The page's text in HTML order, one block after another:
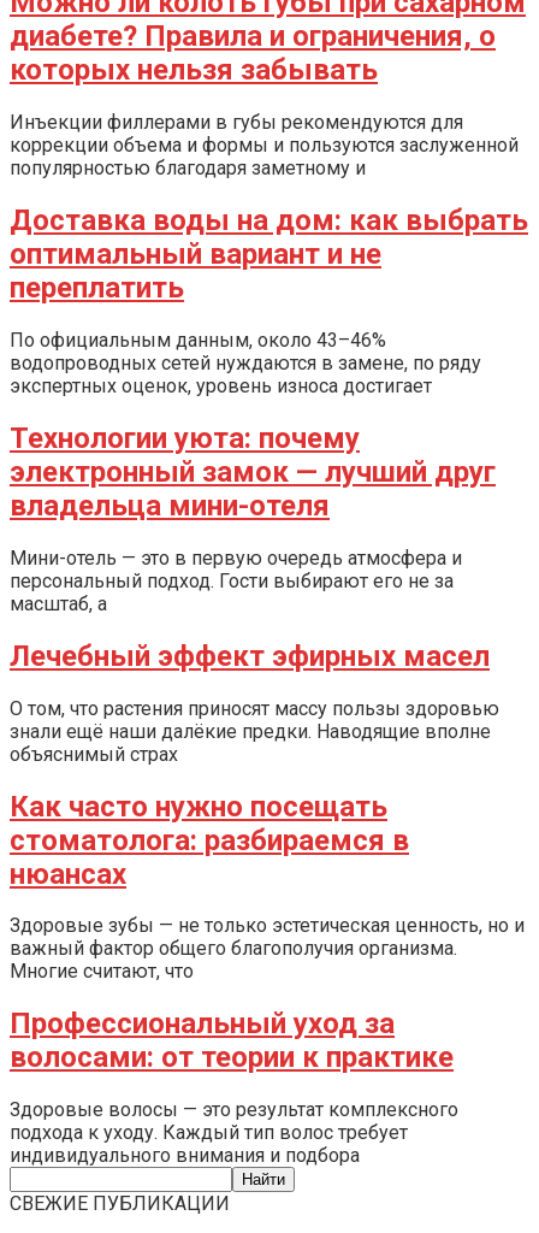
диабете? Правила и ограничения, о
которых нельзя забывать
Инъекции филлерами в губы рекомендуются для
коррекции объема и формы и пользуются заслуженной
популярностью благодаря заметному и
Доставка воды на дом: как выбрать
оптимальный вариант и не
переплатить
По официальным данным, около 43–46%
водопроводных сетей нуждаются в замене, по ряду
экспертных оценок, уровень износа достигает
Технологии уюта: почему
электронный замок — лучший друг
владельца мини-отеля
Мини-отель — это в первую очередь атмосфера и
персональный подход. Гости выбирают его не за
масштаб, а
Лечебный эффект эфирных масел
О том, что растения приносят массу пользы здоровью
знали ещё наши далёкие предки. Наводящие вполне
объяснимый страх
Как часто нужно посещать
стоматолога: разбираемся в
нюансах
Здоровые зубы — не только эстетическая ценность, но и
важный фактор общего благополучия организма.
Многие считают, что
Профессиональный уход за
волосами: от теории к практике
Здоровые волосы — это результат комплексного
подхода к уходу. Каждый тип волос требует
индивидуального внимания и подбора
СВЕЖИЕ ПУБЛИКАЦИИ